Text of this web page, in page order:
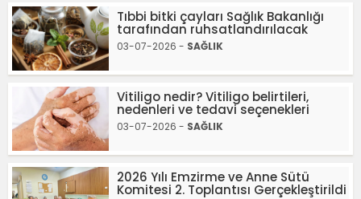
Tıbbi bitki çayları Sağlık Bakanlığı
tarafından ruhsatlandırılacak
03-07-2026 - SAĞLIK
Vitiligo nedir? Vitiligo belirtileri,
nedenleri ve tedavi seçenekleri
03-07-2026 - SAĞLIK
2026 Yılı Emzirme ve Anne Sütü
Komitesi 2. Toplantısı Gerçekleştirildi